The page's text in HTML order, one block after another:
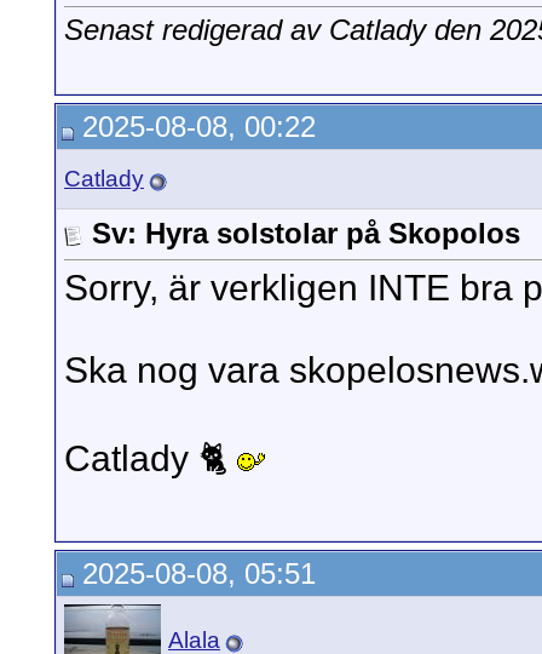
Senast redigerad av Catlady den
2025-08-08, 00:22
Catlady
Sv: Hyra solstolar på Skopolos
Sorry, är verkligen INTE bra
Ska nog vara
Catlady 🐈
2025-08-08, 05:51
Alala